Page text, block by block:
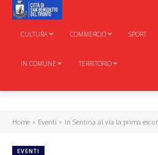
CULTURA COMMERCIO SPORT
IN COMUNE TERRITORIO
Home Eventi In Sentina al via la prima
EVENTI